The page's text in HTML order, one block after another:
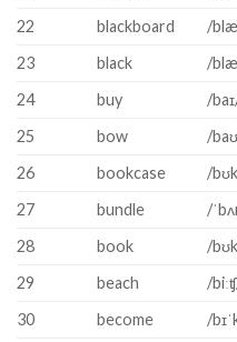
22
blackboard /
23
black /
24
buy /
25
bow /
26
bookcase /
27
bundle /
28
book /
29
beach /
30
become /